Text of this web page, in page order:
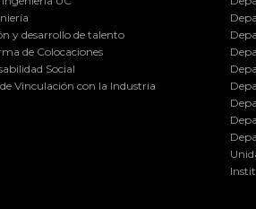
y desarrollo de talento
de Colocaciones
Social
Vinculación con la Industria